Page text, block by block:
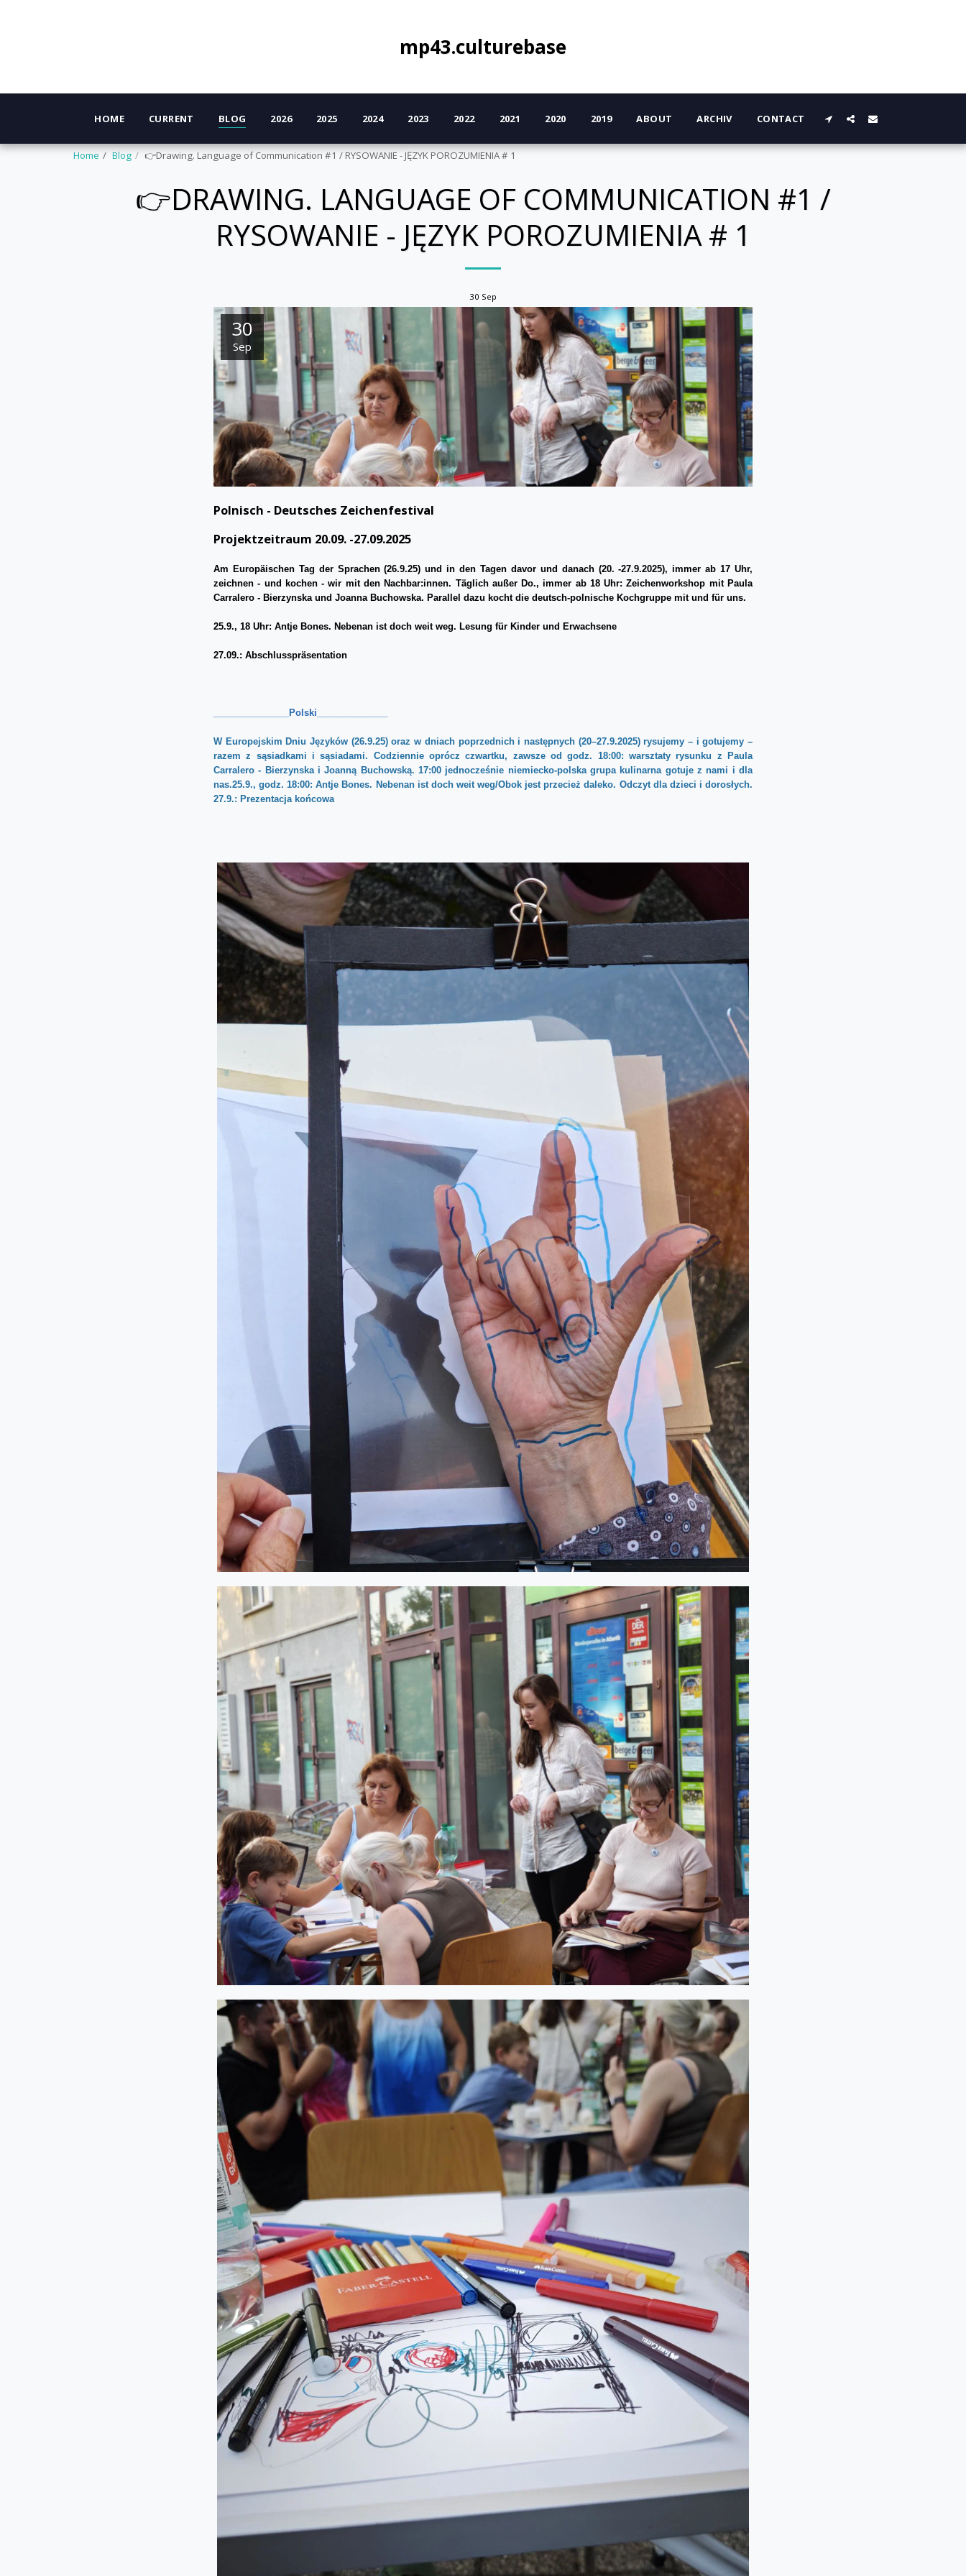
mp43.culturebase
HOME CURRENT BLOG 2026 2025 2024 2023 2022 2021 2020 2019 ABOUT ARCHIV CONTACT
Home Blog 👉Drawing. Language of Communication #1 / RYSOWANIE - JĘZYK POROZUMIENIA # 1
👉DRAWING. LANGUAGE OF COMMUNICATION #1 /
RYSOWANIE - JĘZYK POROZUMIENIA # 1
30 Sep
30
Sep
Polnisch - Deutsches Zeichenfestival
Projektzeitraum 20.09. -27.09.2025
Am Europäischen Tag der Sprachen (26.9.25) und in den Tagen davor und danach (20. -27.9.2025), immer ab 17 Uhr,
zeichnen - und kochen - wir mit den Nachbar:innen. Täglich außer Do., immer ab 18 Uhr: Zeichenworkshop mit Paula
Carralero - Bierzynska und Joanna Buchowska. Parallel dazu kocht die deutsch-polnische Kochgruppe mit und für uns.
25.9., 18 Uhr: Antje Bones. Nebenan ist doch weit weg. Lesung für Kinder und Erwachsene
27.09.: Abschlusspräsentation
_______________Polski______________
W Europejskim Dniu Języków (26.9.25) oraz w dniach poprzednich i następnych (20–27.9.2025) rysujemy – i gotujemy –
razem z sąsiadkami i sąsiadami. Codziennie oprócz czwartku, zawsze od godz. 18:00: warsztaty rysunku z Paula
Carralero - Bierzynska i Joanną Buchowską. 17:00 jednocześnie niemiecko-polska grupa kulinarna gotuje z nami i dla
nas.25.9., godz. 18:00: Antje Bones. Nebenan ist doch weit weg/Obok jest przecież daleko. Odczyt dla dzieci i dorosłych.
27.9.: Prezentacja końcowa